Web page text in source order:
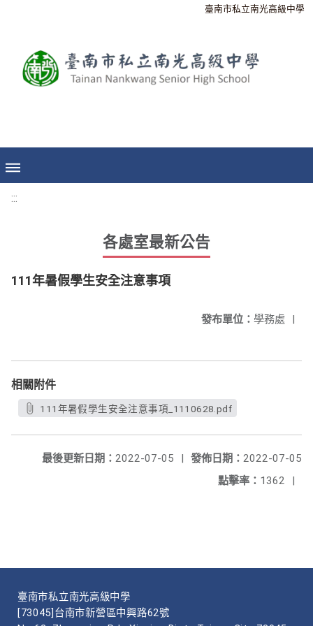
臺南市私立南光高級中學
:::
各處室最新公告
111年暑假學生安全注意事項
發布單位： 學務處 |
相關附件
111年暑假學生安全注意事項_1110628.pdf
發佈日期： 2022-07-05
最後更新日期： 2022-07-05
|
點擊率： 1362 |
臺南市私立南光高級中學
[73045]台南市新營區中興路62號